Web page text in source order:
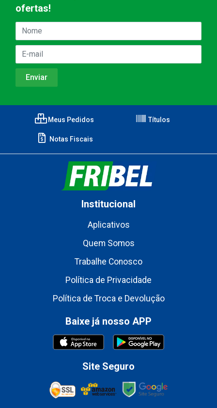
ofertas!
Meus Pedidos Títulos
Notas Fiscais
Institucional
Aplicativos
Quem Somos
Trabalhe Conosco
Política de Privacidade
Política de Troca e Devolução
Baixe já nosso APP
Site Seguro